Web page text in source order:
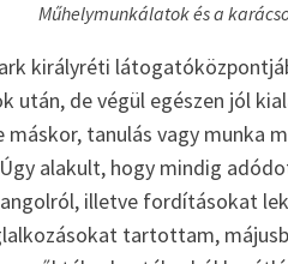
Műhelymunkálatok és a
királyréti
után, de végül egészen jól
tanulás vagy
alakult, hogy mindig
illetve fordításokat
tartottam,